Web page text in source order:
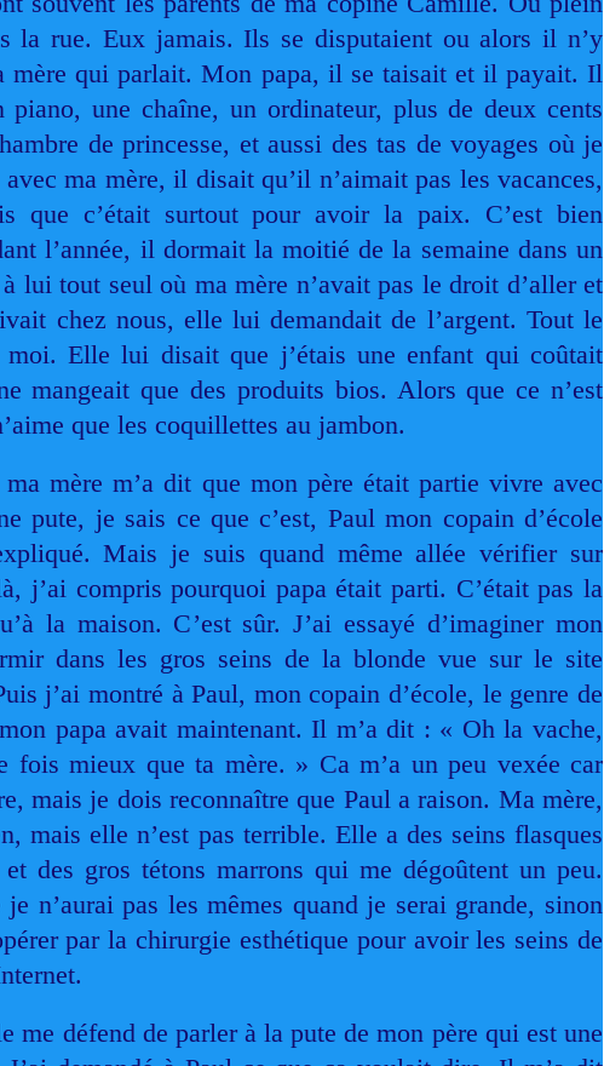
la rue. Eux jamais. Ils se disputaient ou alors il n’y
mère qui parlait. Mon papa, il se taisait et il payait. Il
piano, une chaîne, un ordinateur, plus de deux cents
de princesse, et aussi des tas de voyages où je
ma mère, il disait qu’il n’aimait pas les vacances,
que c’était surtout pour avoir la paix. C’est bien
l’année, il dormait la moitié de la semaine dans un
lui tout seul où ma mère n’avait pas le droit d’aller et
chez nous, elle lui demandait de l’argent. Tout le
moi. Elle lui disait que j’étais une enfant qui coûtait
mangeait que des produits bios. Alors que ce n’est
que les coquillettes au jambon.
ma mère m’a dit que mon père était partie vivre avec
pute, je sais ce que c’est, Paul mon copain d’école
Mais je suis quand même allée vérifier sur
j’ai compris pourquoi papa était parti. C’était pas la
la maison. C’est sûr. J’ai essayé d’imaginer mon
dans les gros seins de la blonde vue sur le site
j’ai montré à Paul, mon copain d’école, le genre de
papa avait maintenant. Il m’a dit : « Oh la vache,
fois mieux que ta mère. » Ca m’a un peu vexée car
mais je dois reconnaître que Paul a raison. Ma mère,
mais elle n’est pas terrible. Elle a des seins flasques
des gros tétons marrons qui me dégoûtent un peu.
je n’aurai pas les mêmes quand je serai grande, sinon
par la chirurgie esthétique pour avoir les seins de
me défend de parler à la pute de mon père qui est une